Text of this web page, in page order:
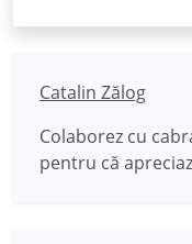
Catalin Zălog
Colaborez cu
pentru că